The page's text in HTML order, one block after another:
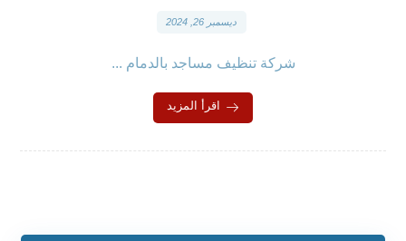
ديسمبر 26, 2024
شركة تنظيف مساجد بالدمام ...
اقرأ المزيد